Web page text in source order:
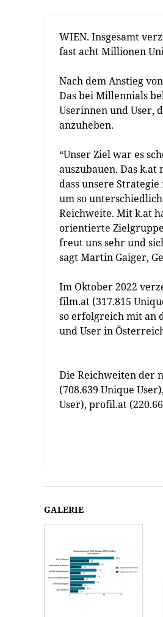
WIEN. Insgesamt
fast acht Millionen
Nach dem Anstieg
Das bei Millennials
Userinnen und User,
anzuheben.
“Unser Ziel war es
auszubauen. Das
dass unsere
um so
Reichweite. Mit k.at
orientierte Zielgruppe
freut uns sehr und
sagt Martin Gaiger,
Im Oktober 2022
film.at (317.815
so erfolgreich mit an
und User in
Die Reichweiten der
(708.639 Unique
User), profil.at
GALERIE